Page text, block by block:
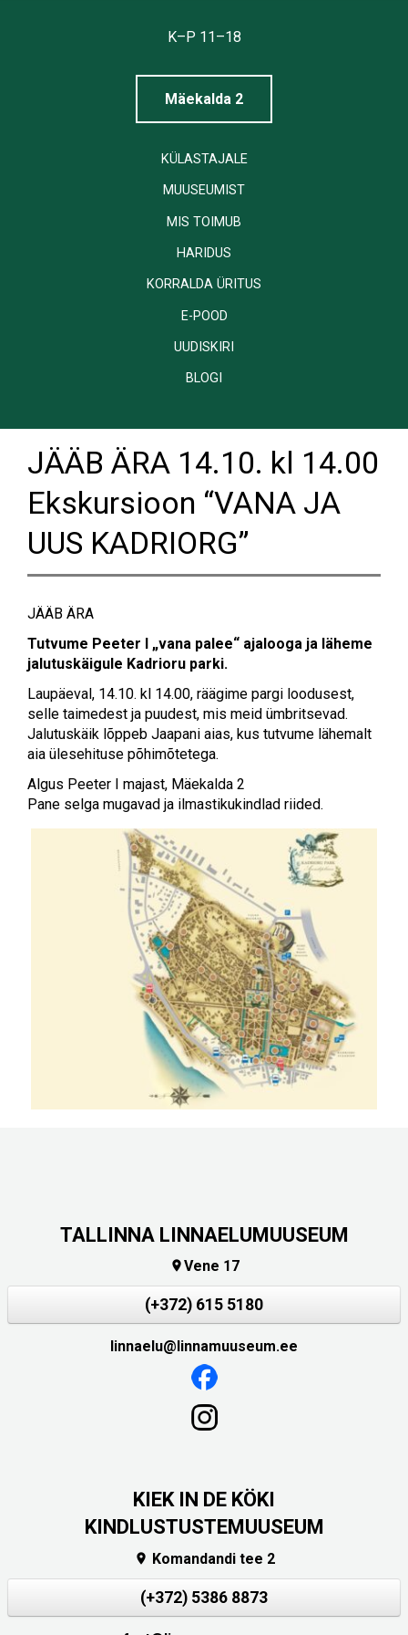
K–P 11–18
Mäekalda 2
KÜLASTAJALE
MUUSEUMIST
MIS TOIMUB
HARIDUS
KORRALDA ÜRITUS
E-POOD
UUDISKIRI
BLOGI
JÄÄB ÄRA 14.10. kl 14.00
Ekskursioon “VANA JA
UUS KADRIORG”
JÄÄB ÄRA
Tutvume Peeter I „vana palee“ ajalooga ja läheme
jalutuskäigule Kadrioru parki.
Laupäeval, 14.10. kl 14.00, räägime pargi loodusest,
selle taimedest ja puudest, mis meid ümbritsevad.
Jalutuskäik lõppeb Jaapani aias, kus tutvume lähemalt
aia ülesehituse põhimõtetega.
Algus Peeter I majast, Mäekalda 2
Pane selga mugavad ja ilmastikukindlad riided.
TALLINNA LINNAELUMUUSEUM
Vene 17
(+372) 615 5180
linnaelu@linnamuuseum.ee
KIEK IN DE KÖKI
KINDLUSTUSTEMUUSEUM
 Komandandi tee 2
(+372) 5386 8873